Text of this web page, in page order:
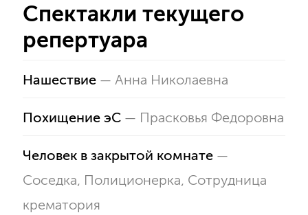
Спектакли текущего
репертуара
Нашествие — Анна Николаевна
Похищение эС — Прасковья Федоровна
Человек в закрытой комнате —
Соседка, Полиционерка, Сотрудница
крематория